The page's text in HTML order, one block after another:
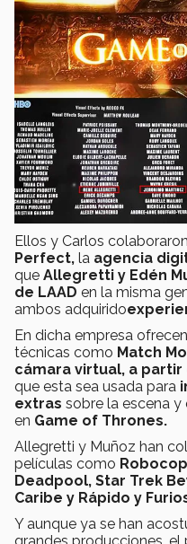
Ellos y Carlos
Perfect, la agencia
que Allegretti y Edén
de LAAD en la misma
ambos adquirido
En dicha empresa
técnicas como Match
cámara virtual, a
que esta sea usada para
extras sobre la escena y
en Game of Thrones.
Allegretti y Muñoz han
películas como R
Deadpool, Star Trek
Caribe y Rápido y
Y aunque ya se han
grandes producciones, el